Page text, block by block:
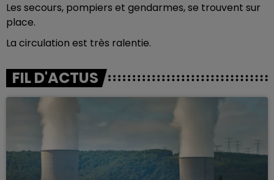
Les secours, pompiers et gendarmes, se trouvent sur
place.
La circulation est très ralentie.
FIL D'ACTUS